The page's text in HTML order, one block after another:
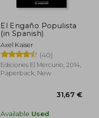
El Engaño Populista
(in Spanish)
Axel Kaiser
(40)
Ediciones El Mercurio, 2014,
Paperback, New
Available Used